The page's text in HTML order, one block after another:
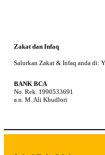
Zakat dan Infaq
Salurkan Zakat & Infaq anda di:
BANK BCA
No. Rek. 1990533691
a.n. M. Ali Khudlori